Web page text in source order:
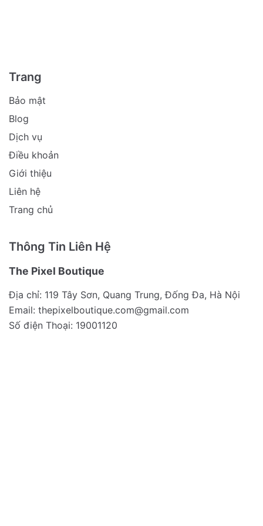
Trang
Bảo mật
Blog
Dịch vụ
Điều khoản
Giới thiệu
Liên hệ
Trang chủ
Thông Tin Liên Hệ
The Pixel Boutique
Địa chỉ: 119 Tây Sơn, Quang Trung, Đống Đa, Hà Nội
Email: thepixelboutique.com@gmail.com
Số điện Thoại: 19001120